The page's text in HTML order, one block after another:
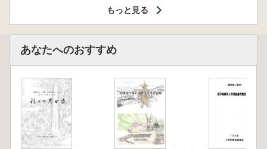
もっと見る
あなたへのおすすめ